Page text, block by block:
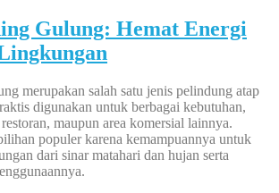
Gulung: Hemat Energi
merupakan salah satu jenis pelindung atap
digunakan untuk berbagai kebutuhan,
maupun area komersial lainnya.
populer karena kemampuannya untuk
dari sinar matahari dan hujan serta